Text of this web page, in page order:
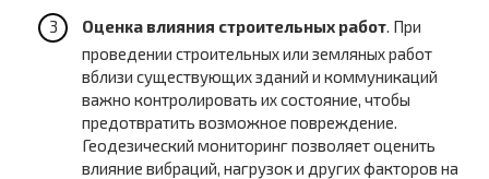
Оценка влияния строительных работ . При
проведении строительных или земляных работ
вблизи существующих зданий и коммуникаций
важно контролировать их состояние, чтобы
предотвратить возможное повреждение.
Геодезический мониторинг позволяет оценить
влияние вибраций, нагрузок и других факторов на